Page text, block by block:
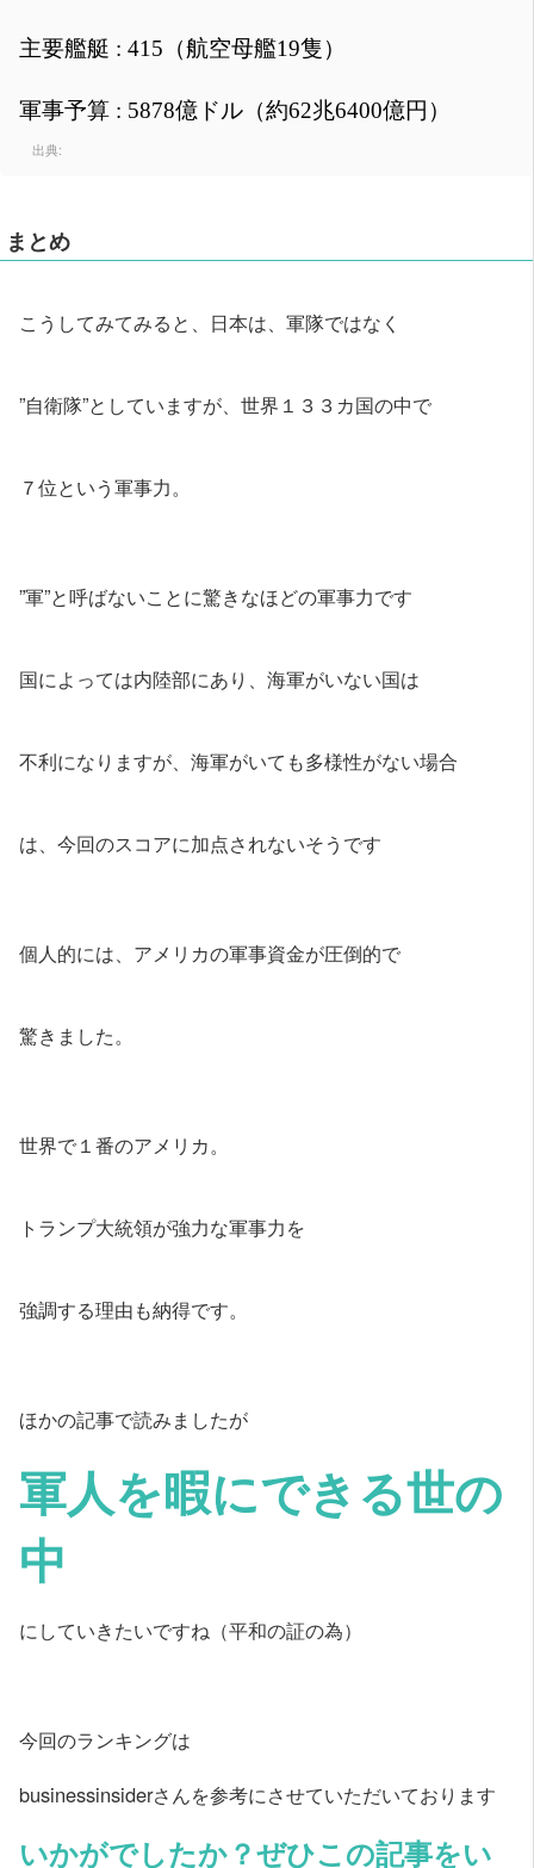
主要艦艇 : 415（航空母艦19隻）
軍事予算 : 5878億ドル（約62兆6400億円）
出典:
まとめ
こうしてみてみると、日本は、軍隊ではなく
”自衛隊”としていますが、世界１３３カ国の中で
７位という軍事力。
”軍”と呼ばないことに驚きなほどの軍事力です
国によっては内陸部にあり、海軍がいない国は
不利になりますが、海軍がいても多様性がない場合
は、今回のスコアに加点されないそうです
個人的には、アメリカの軍事資金が圧倒的で
驚きました。
世界で１番のアメリカ。
トランプ大統領が強力な軍事力を
強調する理由も納得です。
ほかの記事で読みましたが
軍人を暇にできる世の
中
にしていきたいですね（平和の証の為）
今回のランキングは
businessinsiderさんを参考にさせていただいております
いかがでしたか？ぜひこの記事をい